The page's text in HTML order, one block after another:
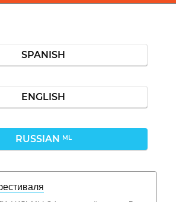
SPANISH
ENGLISH
RUSSIAN ML